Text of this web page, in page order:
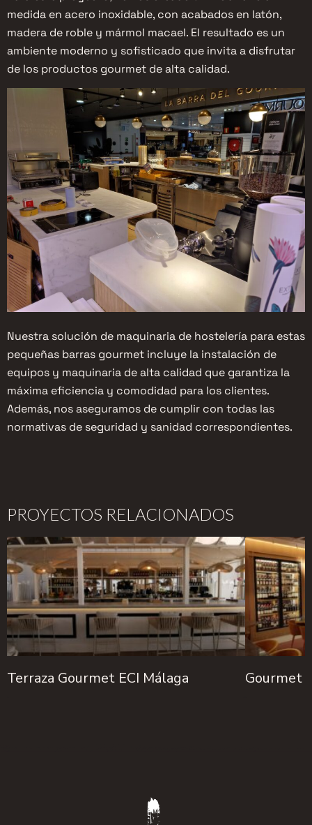
medida en acero inoxidable, con acabados en latón,
madera de roble y mármol macael. El resultado es un
ambiente moderno y sofisticado que invita a disfrutar
de los productos gourmet de alta calidad.
Nuestra solución de maquinaria de hostelería para estas
pequeñas barras gourmet incluye la instalación de
equipos y maquinaria de alta calidad que garantiza la
máxima eficiencia y comodidad para los clientes.
Además, nos aseguramos de cumplir con todas las
normativas de seguridad y sanidad correspondientes.
PROYECTOS RELACIONADOS
Terraza Gourmet ECI Málaga Gourmet